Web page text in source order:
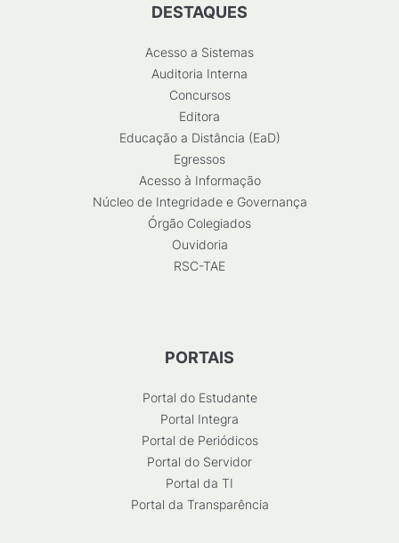
DESTAQUES
Acesso a Sistemas
Auditoria Interna
Concursos
Editora
Educação a Distância (EaD)
Egressos
Acesso à Informação
Núcleo de Integridade e Governança
Órgão Colegiados
Ouvidoria
RSC-TAE
PORTAIS
Portal do Estudante
Portal Integra
Portal de Periódicos
Portal do Servidor
Portal da TI
Portal da Transparência